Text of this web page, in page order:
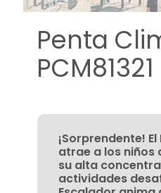
Penta
PCM81321
¡Sorprendente!
atrae a los niños
su alta
actividades